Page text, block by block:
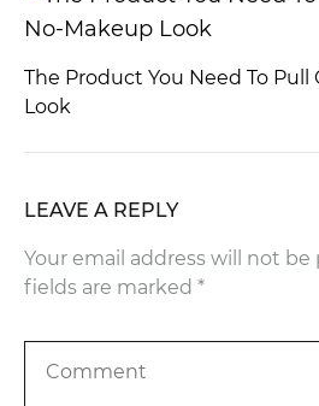
The Product You Need To
Look
LEAVE A REPLY
Your email address will not be
fields are marked *